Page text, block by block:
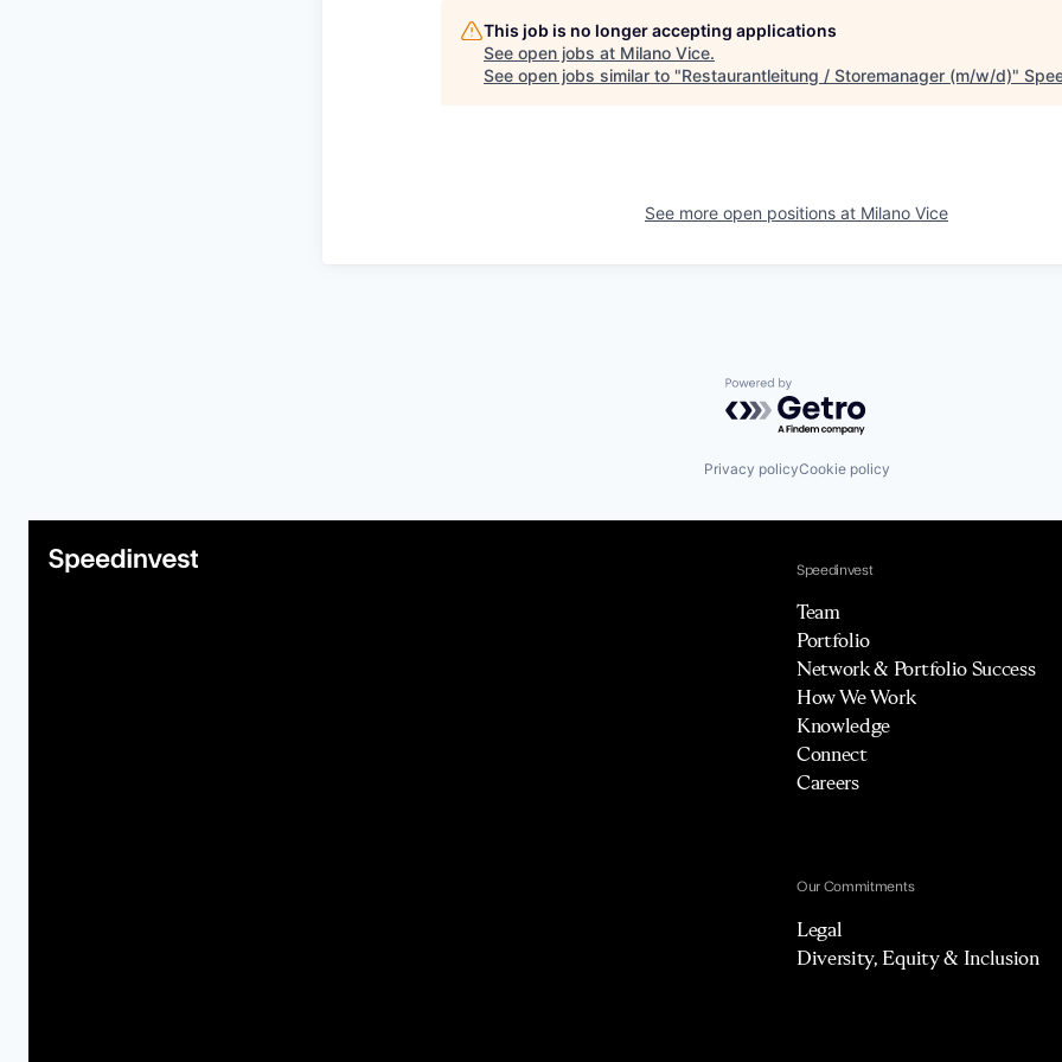
This job is no longer accepting applications
See open jobs at Milano Vice.
See open jobs similar to "Restaurantleitung / Storemanager (m/w/d)"
See more open positions at Milano Vice
Powered by Getro.com
Privacy policyCookie policy
Speedinvest
Team
Portfolio
Network & Portfolio Success
How We Work
Knowledge
Connect
Careers
Our Commitments
Legal
Diversity, Equity & Inclusion